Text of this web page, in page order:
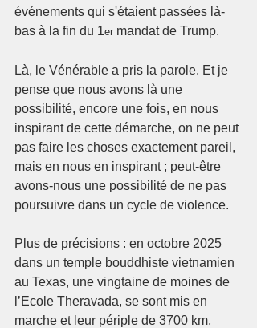
événements qui s'étaient passées là-
bas à la fin du 1er mandat de Trump.
Là, le Vénérable a pris la parole. Et je
pense que nous avons là une
possibilité, encore une fois, en nous
inspirant de cette démarche, on ne peut
pas faire les choses exactement pareil,
mais en nous en inspirant ; peut-être
avons-nous une possibilité de ne pas
poursuivre dans un cycle de violence.
Plus de précisions : en octobre 2025
dans un temple bouddhiste vietnamien
au Texas, une vingtaine de moines de
l’Ecole Theravada, se sont mis en
marche et leur périple de 3700 km,